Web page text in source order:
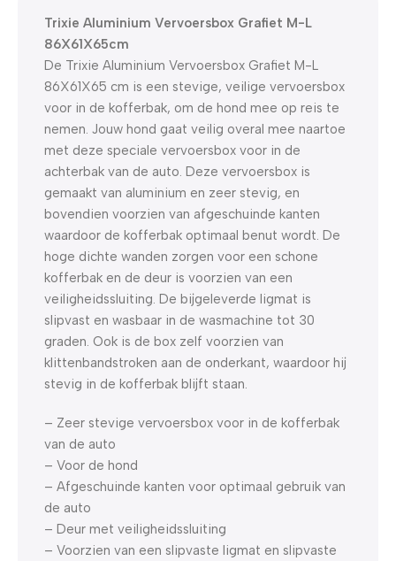
Trixie Aluminium Vervoersbox Grafiet M-L
86X61X65cm
De Trixie Aluminium Vervoersbox Grafiet M-L
86X61X65 cm is een stevige, veilige vervoersbox
voor in de kofferbak, om de hond mee op reis te
nemen. Jouw hond gaat veilig overal mee naartoe
met deze speciale vervoersbox voor in de
achterbak van de auto. Deze vervoersbox is
gemaakt van aluminium en zeer stevig, en
bovendien voorzien van afgeschuinde kanten
waardoor de kofferbak optimaal benut wordt. De
hoge dichte wanden zorgen voor een schone
kofferbak en de deur is voorzien van een
veiligheidssluiting. De bijgeleverde ligmat is
slipvast en wasbaar in de wasmachine tot 30
graden. Ook is de box zelf voorzien van
klittenbandstroken aan de onderkant, waardoor hij
stevig in de kofferbak blijft staan.
– Zeer stevige vervoersbox voor in de kofferbak
van de auto
– Voor de hond
– Afgeschuinde kanten voor optimaal gebruik van
de auto
– Deur met veiligheidssluiting
– Voorzien van een slipvaste ligmat en slipvaste